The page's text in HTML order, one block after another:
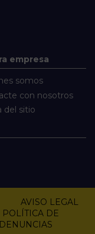
empresa
somos
con nosotros
del sitio
AVISO LEGAL
POLÍTICA DE